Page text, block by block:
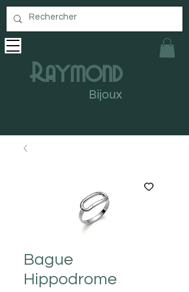
Raymond
Bijoux
Bague
Hippodrome